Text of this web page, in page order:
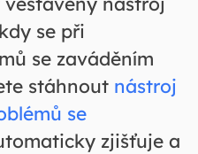
se při
se zaváděním
stáhnout nástroj
se
zjišťuje a